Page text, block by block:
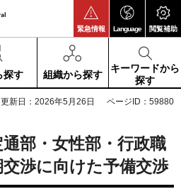
緊急情報 Language 閲覧補助
探す 組織から探す
キーワードから
探す
更新日：2026年5月26日 ページID：59880
部・女性部・行政職
渉に向けた予備交渉